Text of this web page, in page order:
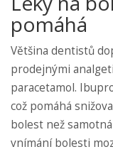
pomáhá
Většina dentistů
prodejnými
paracetamol.
což pomáhá
bolest než
vnímání bolesti